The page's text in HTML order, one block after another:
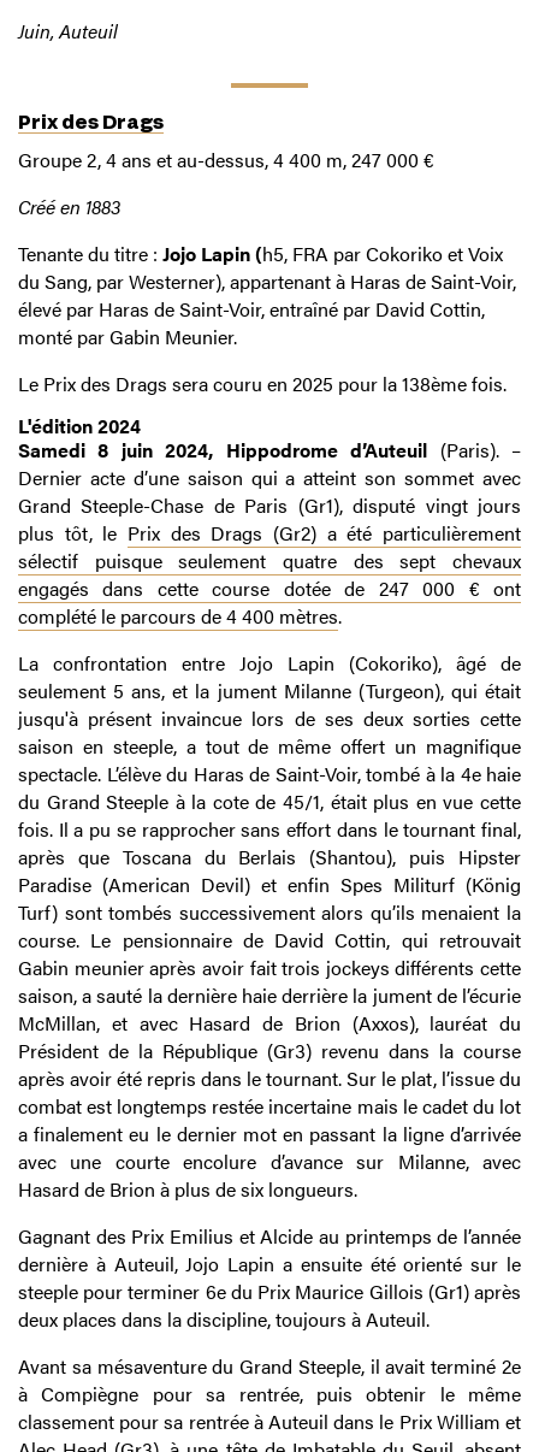
Juin, Auteuil
Prix des Drags
Groupe 2, 4 ans et au-dessus, 4 400 m, 247 000 €
Créé en 1883
Tenante du titre : Jojo Lapin (h5, FRA par Cokoriko et Voix
du Sang, par Westerner), appartenant à Haras de Saint-Voir,
élevé par Haras de Saint-Voir, entraîné par David Cottin,
monté par Gabin Meunier.
Le Prix des Drags sera couru en 2025 pour la 138ème fois.
L'édition 2024
Samedi 8 juin 2024, Hippodrome d’Auteuil (Paris). –
Dernier acte d’une saison qui a atteint son sommet avec
Grand Steeple-Chase de Paris (Gr1), disputé vingt jours
plus tôt, le Prix des Drags (Gr2) a été particulièrement
sélectif puisque seulement quatre des sept chevaux
engagés dans cette course dotée de 247 000 € ont
complété le parcours de 4 400 mètres.
La confrontation entre Jojo Lapin (Cokoriko), âgé de
seulement 5 ans, et la jument Milanne (Turgeon), qui était
jusqu'à présent invaincue lors de ses deux sorties cette
saison en steeple, a tout de même offert un magnifique
spectacle. L’élève du Haras de Saint-Voir, tombé à la 4e haie
du Grand Steeple à la cote de 45/1, était plus en vue cette
fois. Il a pu se rapprocher sans effort dans le tournant final,
après que Toscana du Berlais (Shantou), puis Hipster
Paradise (American Devil) et enfin Spes Militurf (König
Turf) sont tombés successivement alors qu’ils menaient la
course. Le pensionnaire de David Cottin, qui retrouvait
Gabin meunier après avoir fait trois jockeys différents cette
saison, a sauté la dernière haie derrière la jument de l’écurie
McMillan, et avec Hasard de Brion (Axxos), lauréat du
Président de la République (Gr3) revenu dans la course
après avoir été repris dans le tournant. Sur le plat, l’issue du
combat est longtemps restée incertaine mais le cadet du lot
a finalement eu le dernier mot en passant la ligne d’arrivée
avec une courte encolure d’avance sur Milanne, avec
Hasard de Brion à plus de six longueurs.
Gagnant des Prix Emilius et Alcide au printemps de l’année
dernière à Auteuil, Jojo Lapin a ensuite été orienté sur le
steeple pour terminer 6e du Prix Maurice Gillois (Gr1) après
deux places dans la discipline, toujours à Auteuil.
Avant sa mésaventure du Grand Steeple, il avait terminé 2e
à Compiègne pour sa rentrée, puis obtenir le même
classement pour sa rentrée à Auteuil dans le Prix William et